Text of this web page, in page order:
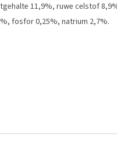
11,9%, ruwe celstof
fosfor 0,25%, natrium 2,7%.